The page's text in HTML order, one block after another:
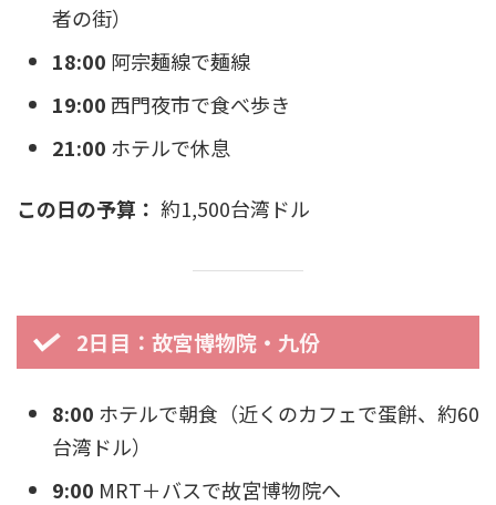
者の街）
18:00 阿宗麺線で麺線
19:00西門夜市で食べ歩き
21:00 ホテルで休息
この日の予算： 約1,500台湾ドル
2日目：故宮博物院・九份
8:00 ホテルで朝食（近くのカフェで蛋餅、約60
台湾ドル）
9:00 MRT＋バスで故宮博物院へ